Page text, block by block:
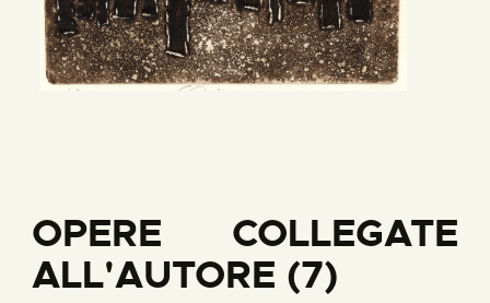
OPERE COLLEGATE
ALL'AUTORE (7)